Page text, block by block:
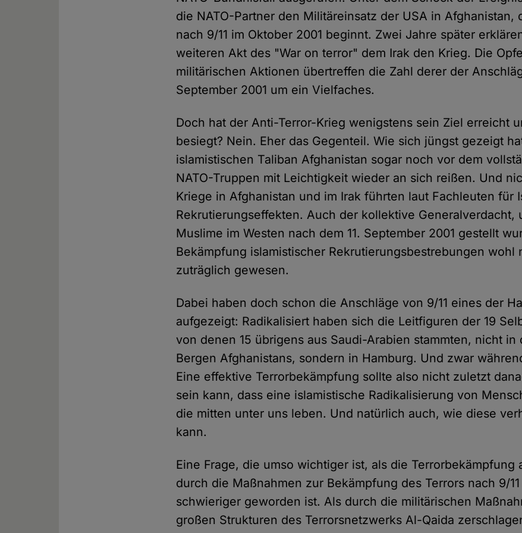
die NATO-Partner den Militäreinsatz der USA in Afghanistan,
nach 9/11 im Oktober 2001 beginnt. Zwei Jahre später
weiteren Akt des "War on terror" dem Irak den Krieg. Die
militärischen Aktionen übertreffen die Zahl derer der
September 2001 um ein Vielfaches.
Doch hat der Anti-Terror-Krieg wenigstens sein Ziel erreicht
besiegt? Nein. Eher das Gegenteil. Wie sich jüngst gezeigt
islamistischen Taliban Afghanistan sogar noch vor dem
NATO-Truppen mit Leichtigkeit wieder an sich reißen. Und
Kriege in Afghanistan und im Irak führten laut Fachleuten für
Rekrutierungseffekten. Auch der kollektive Generalverdacht,
Muslime im Westen nach dem 11. September 2001 gestellt
Bekämpfung islamistischer Rekrutierungsbestrebungen wohl
zuträglich gewesen.
Dabei haben doch schon die Anschläge von 9/11 eines der
aufgezeigt: Radikalisiert haben sich die Leitfiguren der 19
von denen 15 übrigens aus Saudi-Arabien stammten, nicht in
Bergen Afghanistans, sondern in Hamburg. Und zwar
Eine effektive Terrorbekämpfung sollte also nicht zuletzt
sein kann, dass eine islamistische Radikalisierung von
die mitten unter uns leben. Und natürlich auch, wie diese
kann.
Eine Frage, die umso wichtiger ist, als die Terrorbekämpfung
durch die Maßnahmen zur Bekämpfung des Terrors nach 9/
schwieriger geworden ist. Als durch die militärischen
großen Strukturen des Terrorsnetzwerks Al-Qaida